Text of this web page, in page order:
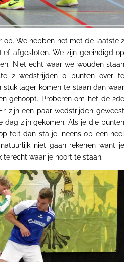
op. We hebben het met de laatste 2
afgesloten. We zijn geëindigd op
Niet echt waar we wouden staan
2 wedstrijden 0 punten over te
stuk lager komen te staan dan waar
gehoopt. Proberen om het de 2de
zijn een paar wedstrijden geweest
dag zijn gekomen. Als je die punten
telt dan sta je ineens op een heel
niet gaan rekenen want je
terecht waar je hoort te staan.